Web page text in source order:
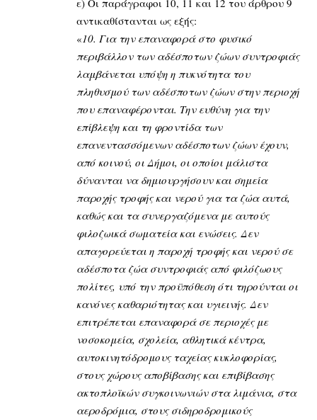
ε) Οι παράγραφοι 10, 11 και 12 του άρθρου 9
αντικαθίστανται ως εξής:
«10. Για την επαναφορά στο φυσικό
περιβάλλον των αδέσποτων ζώων συντροφιάς
λαμβάνεται υπόψη η πυκνότητα του
πληθυσμού των αδέσποτων ζώων στην περιοχή
που επαναφέρονται. Την ευθύνη για την
επίβλεψη και τη φροντίδα των
επανεντασσόμενων αδέσποτων ζώων έχουν,
από κοινού, οι Δήμοι, οι οποίοι μάλιστα
δύνανται να δημιουργήσουν και σημεία
παροχής τροφής και νερού για τα ζώα αυτά,
καθώς και τα συνεργαζόμενα με αυτούς
φιλοζωικά σωματεία και ενώσεις. Δεν
απαγορεύεται η παροχή τροφής και νερού σε
αδέσποτα ζώα συντροφιάς από φιλόζωους
πολίτες, υπό την προϋπόθεση ότι τηρούνται οι
κανόνες καθαριότητας και υγιεινής. Δεν
επιτρέπεται επαναφορά σε περιοχές με
νοσοκομεία, σχολεία, αθλητικά κέντρα,
αυτοκινητόδρομους ταχείας κυκλοφορίας,
στους χώρους αποβίβασης και επιβίβασης
ακτοπλοϊκών συγκοινωνιών στα λιμάνια, στα
αεροδρόμια, στους σιδηροδρομικούς